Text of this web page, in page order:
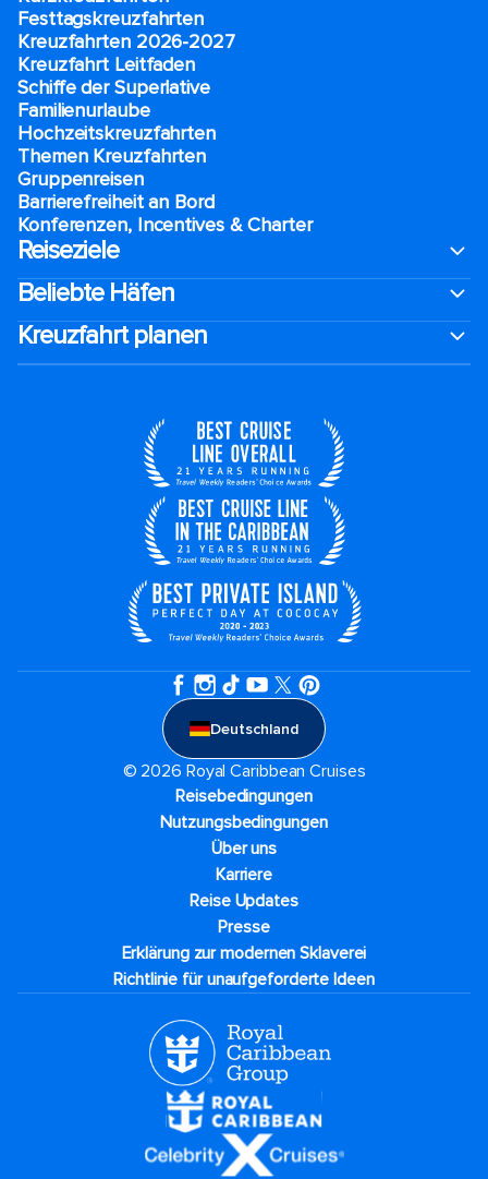
Festtagskreuzfahrten​
Kreuzfahrten 2026-2027
Kreuzfahrt Leitfaden
Schiffe der Superlative
Familienurlaube​
Hochzeitskreuzfahrten
Themen Kreuzfahrten
Gruppenreisen
Barrierefreiheit an Bord​
Konferenzen, Incentives & Charter
Reiseziele
Beliebte Häfen
Kreuzfahrt planen
Deutschland
© 2026 Royal Caribbean Cruises
Reisebedingungen
Nutzungsbedingungen
Über uns
Karriere​
Reise Updates​
Presse
Erklärung zur modernen Sklaverei
Richtlinie für unaufgeforderte Ideen